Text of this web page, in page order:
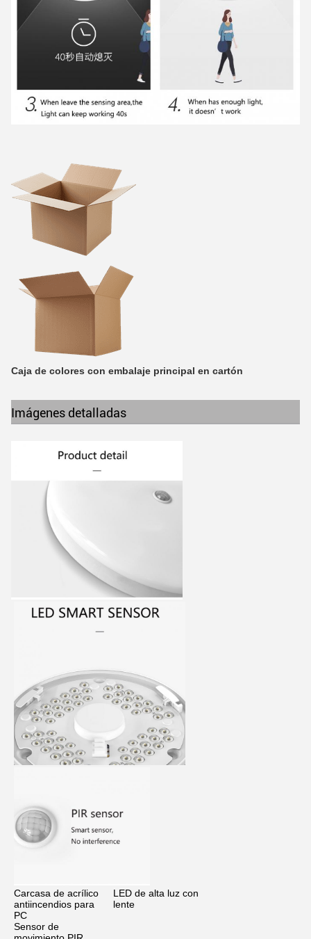
Caja de colores con embalaje principal en cartón
Imágenes detalladas
Carcasa de acrílico
antiincendios para
PC
LED de alta luz con
lente
Sensor de